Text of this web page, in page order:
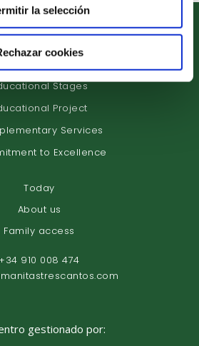
la selección
cookies
Stages
Project
Services
to Excellence
Today
About us
Family access
+34 910 008 474
gestionado por: